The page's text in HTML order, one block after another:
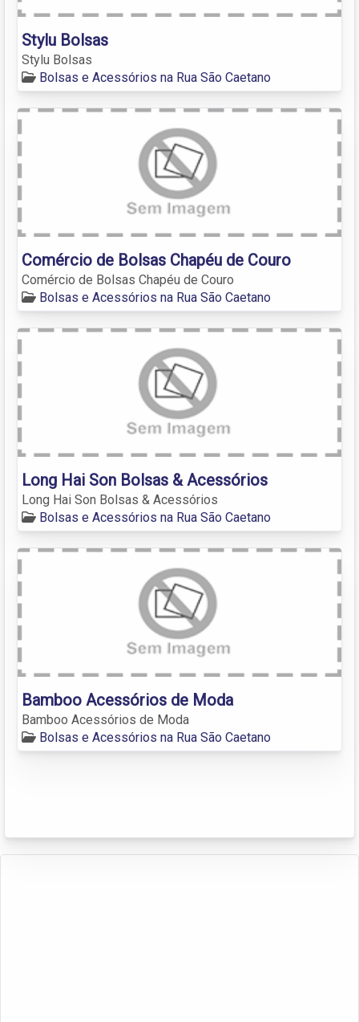
Stylu Bolsas
Stylu Bolsas
Bolsas e Acessórios na Rua São Caetano
Comércio de Bolsas Chapéu de Couro
Comércio de Bolsas Chapéu de Couro
Bolsas e Acessórios na Rua São Caetano
Long Hai Son Bolsas & Acessórios
Long Hai Son Bolsas & Acessórios
Bolsas e Acessórios na Rua São Caetano
Bamboo Acessórios de Moda
Bamboo Acessórios de Moda
Bolsas e Acessórios na Rua São Caetano